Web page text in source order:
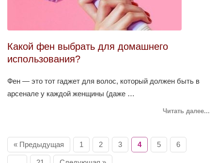
Какой фен выбрать для домашнего
использования?
Фен — это тот гаджет для волос, который должен быть в
арсенале у каждой женщины (даже …
Читать далее...
« Предыдущая 1 2 3 4 5 6